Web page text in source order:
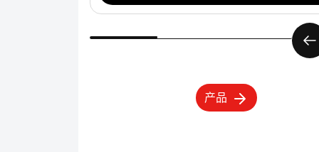
产品